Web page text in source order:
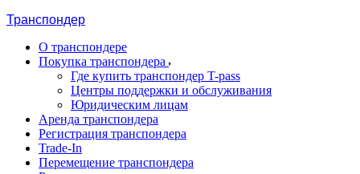
Транспондер
О транспондере
Покупка транспондера
Где купить транспондер T-pass
Центры поддержки и обслуживания
Юридическим лицам
Аренда транспондера
Регистрация транспондера
Trade-In
Перемещение транспондера